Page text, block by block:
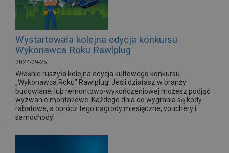
Wystartowała kolejna edycja konkursu
Wykonawca Roku Rawlplug
2024-09-25
Właśnie ruszyła kolejna edycja kultowego konkursu
„Wykonawca Roku” Rawlplug! Jeśli działasz w branży
budowlanej lub remontowo-wykończeniowej możesz podjąć
wyzwanie montażowe. Każdego dnia do wygrania są kody
rabatowe, a oprócz tego nagrody miesięczne, vouchery i...
samochody!